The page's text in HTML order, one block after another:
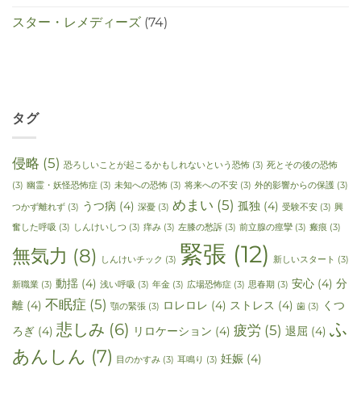
スター・レメディーズ (74)
タグ
侵略 (5) 恐ろしいことが起こるかもしれないという恐怖 (3) 死とその後の恐怖
(3) 幽霊・妖怪恐怖症 (3) 未知への恐怖 (3) 将来への不安 (3) 外的影響からの保護 (3)
つかず離れず (3) うつ病 (4) 深憂 (3) めまい (5) 孤独 (4) 受験不安 (3) 興
奮した呼吸 (3) しんけいしつ (3) 痒み (3) 左膝の愁訴 (3) 前立腺の痙攣 (3) 瘢痕 (3)
無気力 (8) しんけいチック (3) 緊張 (12) 新しいスタート (3)
新職業 (3) 動揺 (4) 浅い呼吸 (3) 年金 (3) 広場恐怖症 (3) 思春期 (3) 安心 (4) 分
離 (4) 不眠症 (5) 顎の緊張 (3) ロレロレ (4) ストレス (4) 歯 (3)
くつ
ろぎ (4) 悲しみ (6) リロケーション (4) 疲労 (5) 退屈 (4) ふ
あんしん (7) 目のかすみ (3) 耳鳴り (3) 妊娠 (4)